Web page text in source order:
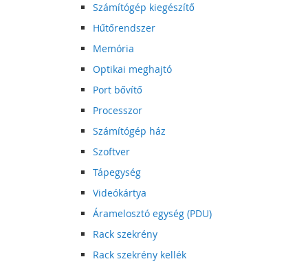
Számítógép kiegészítő
Hűtőrendszer
Memória
Optikai meghajtó
Port bővítő
Processzor
Számítógép ház
Szoftver
Tápegység
Videókártya
Áramelosztó egység (PDU)
Rack szekrény
Rack szekrény kellék